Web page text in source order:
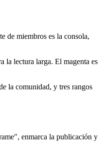
de miembros es la consola,
la lectura larga. El magenta es
la comunidad, y tres rangos
enmarca la publicación y